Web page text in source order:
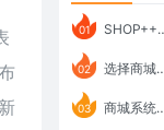
01 SHOP++ B2B2C V9.1 全新发布 新亮点
02 选择商城系统要考虑哪些问题？
03 商城系统如何打通跨境电商模式？